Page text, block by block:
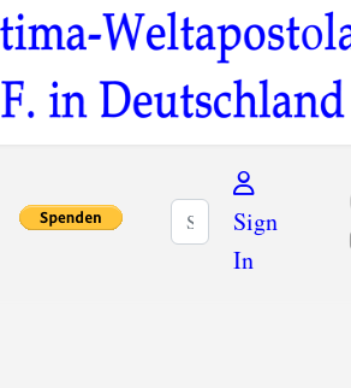
SuchenSign
In